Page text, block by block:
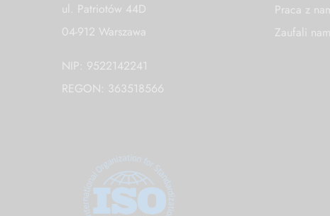
ul. Patriotów 44D
04-912 Warszawa
NIP: 9522142241
REGON: 363518566
Praca z
Zaufali nam